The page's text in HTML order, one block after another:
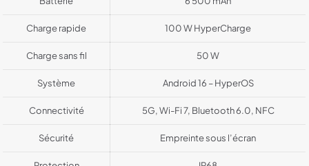
Charge rapide 100 W HyperCharge
Charge sans fil 50 W
Système Android 16 – HyperOS
Connectivité 5G, Wi-Fi 7, Bluetooth 6.0, NFC
Sécurité Empreinte sous l’écran